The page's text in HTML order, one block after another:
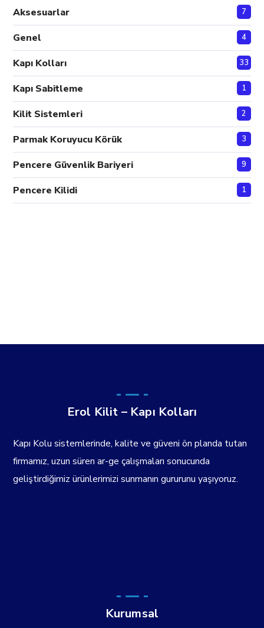
Aksesuarlar 7
Genel 4
Kapı Kolları 33
Kapı Sabitleme 1
Kilit Sistemleri 2
Parmak Koruyucu Körük 3
Pencere Güvenlik Bariyeri 9
Pencere Kilidi 1
Erol Kilit – Kapı Kolları
Kapı Kolu sistemlerinde, kalite ve güveni ön planda tutan
firmamız, uzun süren ar-ge çalışmaları sonucunda
geliştirdiğimiz ürünlerimizi sunmanın gururunu yaşıyoruz.
Kurumsal